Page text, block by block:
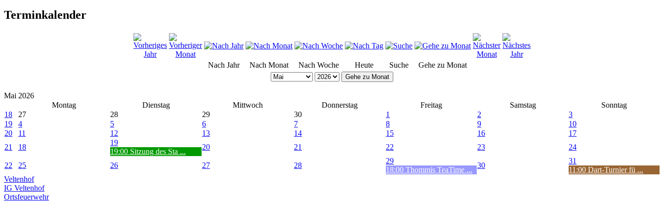
Terminkalender
Nach Jahr Nach Monat Nach Woche Heute Suche Gehe zu Monat
Gehe zu Monat
Mai 2026
Montag
Dienstag Mittwoch Donnerstag Freitag Samstag
Sonntag
18
27 28 29 30 1 2
3
19
4 5 6 7 8 9
10
20
11 12 13 14 15 16
17
21
18
19
19:00 Sitzung des Sta ...
20 21 22 23 24
22 25 26 27 28
29
18:00 Thommis TeaTime ...
30
31
11:00 Dart-Turnier fü ...
Veltenhof
IG Veltenhof
Ortsfeuerwehr